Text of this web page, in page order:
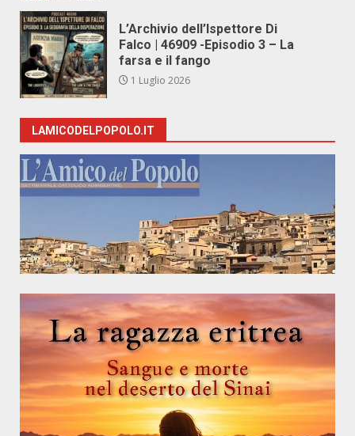
L’Archivio dell’Ispettore Di
Falco | 46909 -Episodio 3 – La
farsa e il fango
1 Luglio 2026
LAMICODELPOPOLO.IT